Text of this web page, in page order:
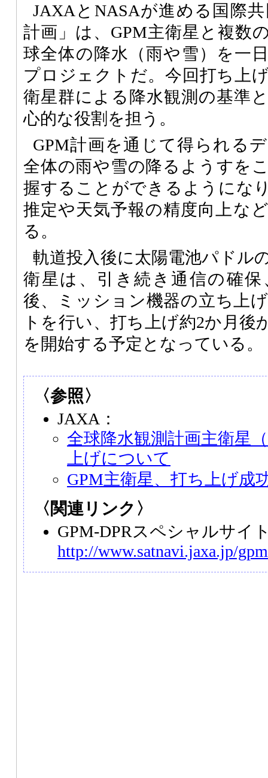
JAXAとNASAが進める国際
計画」は、GPM主衛星と複数
球全体の降水（雨や雪）を一
プロジェクトだ。今回打ち上
衛星群による降水観測の基準
心的な役割を担う。
GPM計画を通じて得られる
全体の雨や雪の降るようすを
握することができるようにな
推定や天気予報の精度向上な
る。
軌道投入後に太陽電池パドル
衛星は、引き続き通信の確
後、ミッション機器の立ち上
トを行い、打ち上げ約2か月後
を開始する予定となっている。
〈参照〉
JAXA：
全球降水観測計画主衛星
上げについて
GPM主衛星、打ち上げ成
〈関連リンク〉
GPM-DPRスペシャルサイ
http://www.satnavi.jaxa.jp/